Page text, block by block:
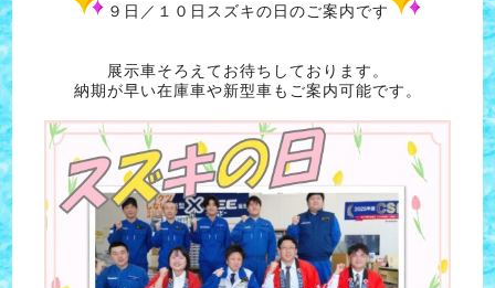
９日／１０日スズキの日のご案内です
展示車そろえてお待ちしております。
納期が早い在庫車や新型車もご案内可能です。